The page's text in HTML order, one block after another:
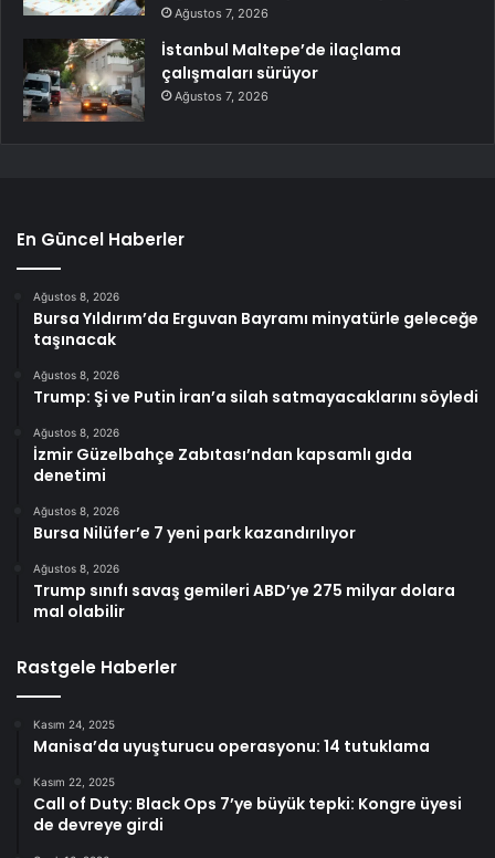
Ağustos 7, 2026
İstanbul Maltepe’de ilaçlama
çalışmaları sürüyor
Ağustos 7, 2026
En Güncel Haberler
Ağustos 8, 2026
Bursa Yıldırım’da Erguvan Bayramı minyatürle geleceğe
taşınacak
Ağustos 8, 2026
Trump: Şi ve Putin İran’a silah satmayacaklarını söyledi
Ağustos 8, 2026
İzmir Güzelbahçe Zabıtası’ndan kapsamlı gıda
denetimi
Ağustos 8, 2026
Bursa Nilüfer’e 7 yeni park kazandırılıyor
Ağustos 8, 2026
Trump sınıfı savaş gemileri ABD’ye 275 milyar dolara
mal olabilir
Rastgele Haberler
Kasım 24, 2025
Manisa’da uyuşturucu operasyonu: 14 tutuklama
Kasım 22, 2025
Call of Duty: Black Ops 7’ye büyük tepki: Kongre üyesi
de devreye girdi